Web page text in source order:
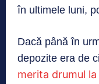
în ultimele luni,
Dacă până în
depozite era de
merita drumul